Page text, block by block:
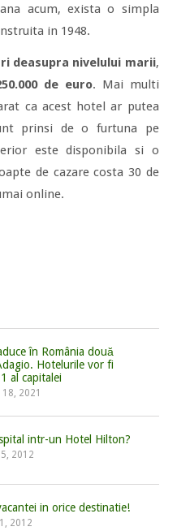
acum, exista o simpla
in 1948.
deasupra nivelului marii,
de euro. Mai multi
ca acest hotel ar putea
prinsi de o furtuna pe
este disponibila si o
de cazare costa 30 de
online.
în România două
Hotelurile vor fi
al capitalei
18, 2021
intr-un Hotel Hilton?
2012
in orice destinatie!
2012